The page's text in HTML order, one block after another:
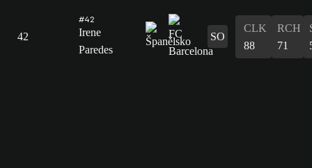
42
#42
Irene
Paredes
SO
CLK
88
RCH
71